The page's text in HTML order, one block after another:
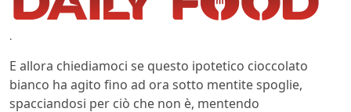
.
E allora chiediamoci se questo ipotetico cioccolato
bianco ha agito fino ad ora sotto mentite spoglie,
spacciandosi per ciò che non è, mentendo